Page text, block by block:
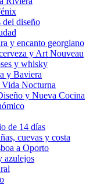
del diseño
y encanto georgiano
y Art Nouveau
y whisky
y Baviera
Nocturna
y Nueva Cocina
de 14 días
cuevas y costa
a Oporto
azulejos